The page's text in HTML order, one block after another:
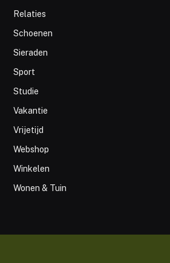
Relaties
Schoenen
Sieraden
Sport
Studie
Vakantie
Vrijetijd
Webshop
Winkelen
Wonen & Tuin